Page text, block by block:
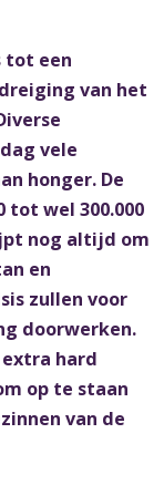
tot een
van het
vele
honger. De
tot wel 300.000
nog altijd om
en
zullen voor
doorwerken.
hard
op te staan
van de